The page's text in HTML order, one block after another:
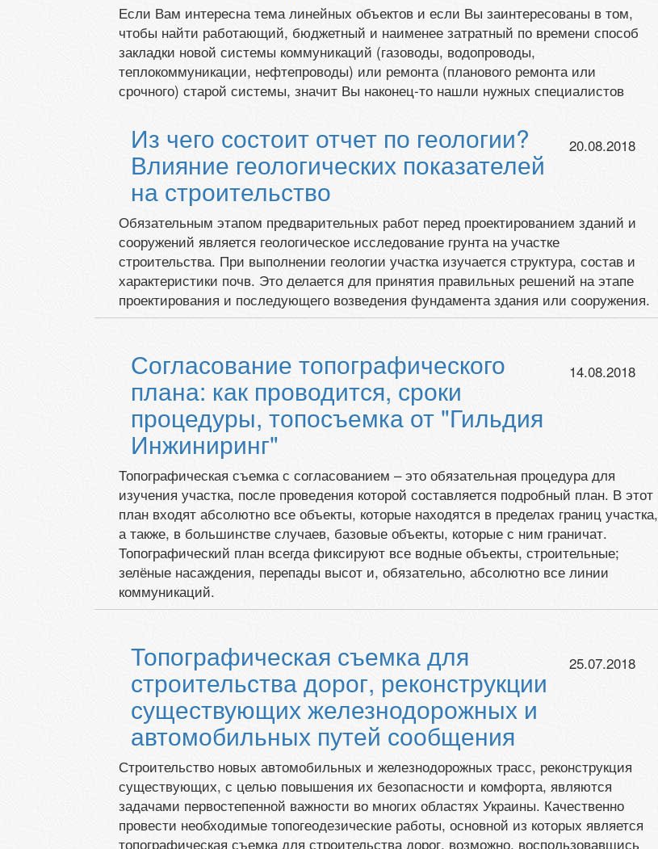
Если Вам интересна тема линейных объектов и если Вы заинтересованы в том,
чтобы найти работающий, бюджетный и наименее затратный по времени способ
закладки новой системы коммуникаций (газоводы, водопроводы,
теплокоммуникации, нефтепроводы) или ремонта (планового ремонта или
срочного) старой системы, значит Вы наконец-то нашли нужных специалистов
Из чего состоит отчет по геологии?
Влияние геологических показателей
на строительство
20.08.2018
Обязательным этапом предварительных работ перед проектированием зданий и
сооружений является геологическое исследование грунта на участке
строительства. При выполнении геологии участка изучается структура, состав и
характеристики почв. Это делается для принятия правильных решений на этапе
проектирования и последующего возведения фундамента здания или сооружения.
Согласование топографического
плана: как проводится, сроки
процедуры, топосъемка от "Гильдия
Инжиниринг"
14.08.2018
Топографическая съемка с согласованием – это обязательная процедура для
изучения участка, после проведения которой составляется подробный план. В этот
план входят абсолютно все объекты, которые находятся в пределах границ участка,
а также, в большинстве случаев, базовые объекты, которые с ним граничат.
Топографический план всегда фиксируют все водные объекты, строительные;
зелёные насаждения, перепады высот и, обязательно, абсолютно все линии
коммуникаций.
Топографическая съемка для
строительства дорог, реконструкции
существующих железнодорожных и
автомобильных путей сообщения
25.07.2018
Строительство новых автомобильных и железнодорожных трасс, реконструкция
существующих, с целью повышения их безопасности и комфорта, являются
задачами первостепенной важности во многих областях Украины. Качественно
провести необходимые топогеодезические работы, основной из которых является
топографическая съемка для строительства дорог, возможно, воспользовавшись